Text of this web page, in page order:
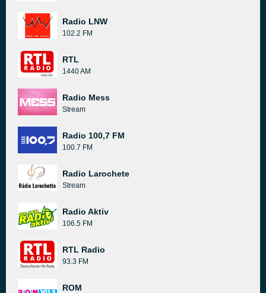
Radio LNW
102.2 FM
RTL
1440 AM
Radio Mess
Stream
Radio 100,7 FM
100.7 FM
Radio Larochete
Stream
Radio Aktiv
106.5 FM
RTL Radio
93.3 FM
ROM